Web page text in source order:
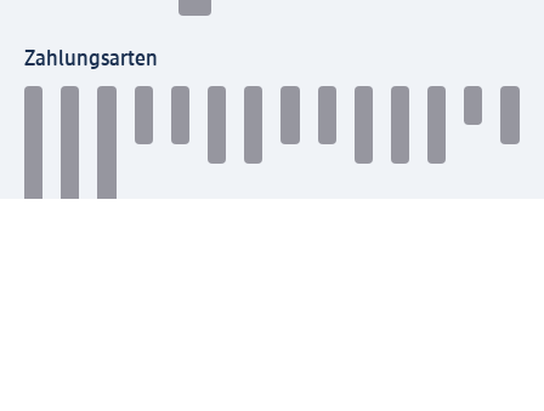
Zahlungsarten